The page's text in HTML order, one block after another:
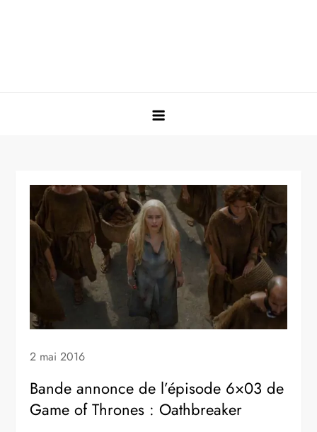
2 mai 2016
Bande annonce de l’épisode 6×03 de
Game of Thrones : Oathbreaker